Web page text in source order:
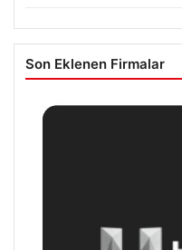
Son Eklenen Firmalar